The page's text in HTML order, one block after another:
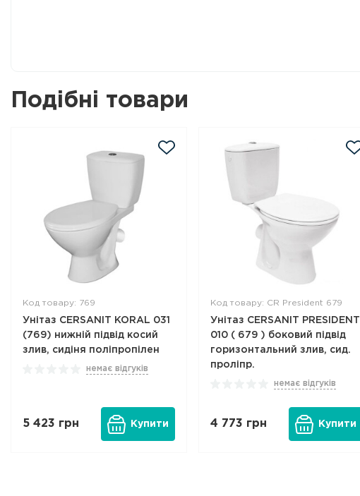
Подібні товари
Код товару: 769
Унітаз CERSANIT KORAL 031
(769) нижній підвід косий
злив, сидіня поліпропілен
немає відгуків
5 423 грн Купити
Код товару: CR President 679
Унітаз CERSANIT PRESIDENT
010 ( 679 ) боковий підвід
горизонтальний злив, сид.
проліпр.
немає відгуків
4 773 грн Купити